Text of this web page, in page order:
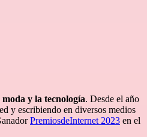
moda y la tecnología. Desde el año
y escribiendo en diversos medios
PremiosdeInternet 2023 en el